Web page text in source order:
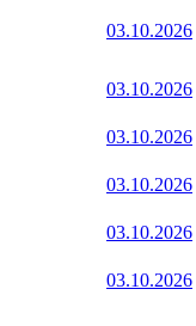
03.10.2026
03.10.2026
03.10.2026
03.10.2026
03.10.2026
03.10.2026